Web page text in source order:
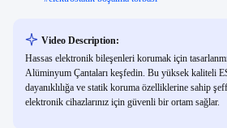
Video Description:
Hassas elektronik bileşenleri korumak için
Alüminyum Çantaları keşfedin. Bu yüksek kaliteli
dayanıklılığa ve statik koruma özelliklerine sahip
elektronik cihazlarınız için güvenli bir ortam sağlar.